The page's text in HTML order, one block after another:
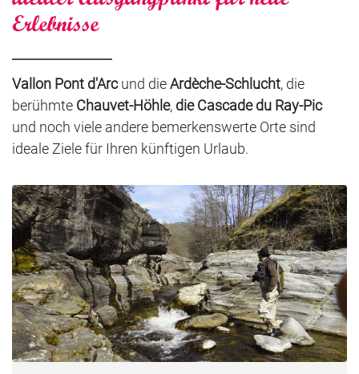
Erlebnisse
Vallon Pont d'Arcund dieArdèche-Schlucht, die
berühmte Chauvet-Höhle, die Cascade du Ray-Pic
und noch viele andere bemerkenswerte Orte sind
ideale Ziele für Ihren künftigen Urlaub.